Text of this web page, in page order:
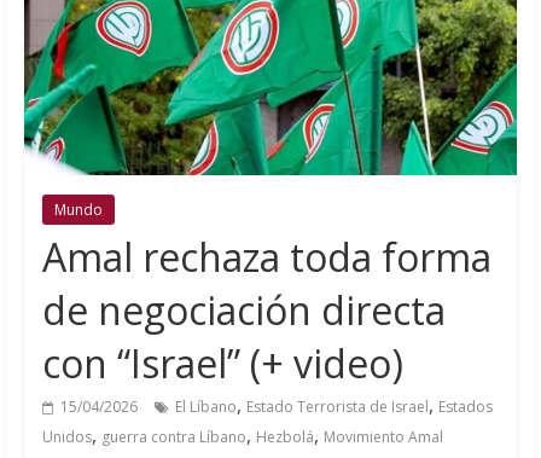
Mundo
Amal rechaza toda forma
de negociación directa
con “Israel” (+ video)
15/04/2026 El Líbano, Estado Terrorista de Israel, Estados
Unidos, guerra contra Líbano, Hezbolá, Movimiento Amal